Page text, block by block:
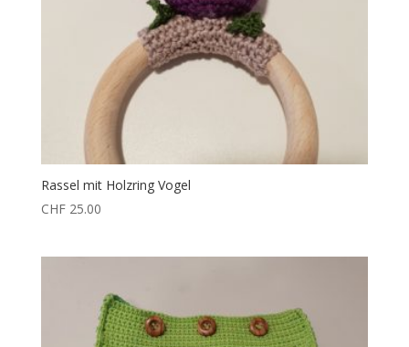
Rassel mit Holzring Vogel
CHF25.00